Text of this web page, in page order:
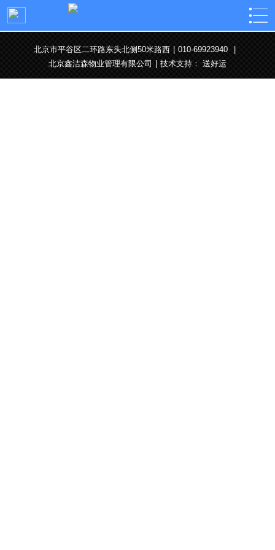
北京市平谷区二环路东头北侧50米路西 | 010-69923940
|
北京鑫洁森物业管理有限公司 | 技术支持：送好运